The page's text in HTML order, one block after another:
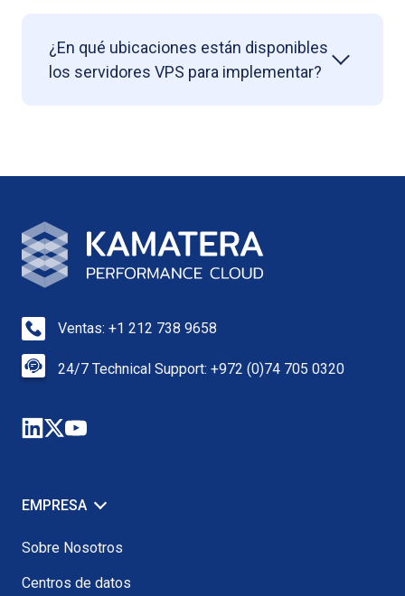
¿En qué ubicaciones están disponibles
los servidores VPS para implementar?
Ventas: +1 212 738 9658
24/7 Technical Support: +972 (0)74 705 0320
EMPRESA
Sobre Nosotros
Centros de datos